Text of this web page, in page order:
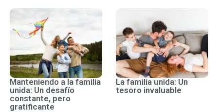
Manteniendo a la familia
unida: Un desafío
constante, pero
gratificante
La familia unida: Un
tesoro invaluable